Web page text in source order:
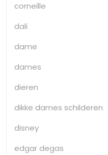
corneille
dali
dame
dames
dieren
dikke dames schilderen
disney
edgar degas